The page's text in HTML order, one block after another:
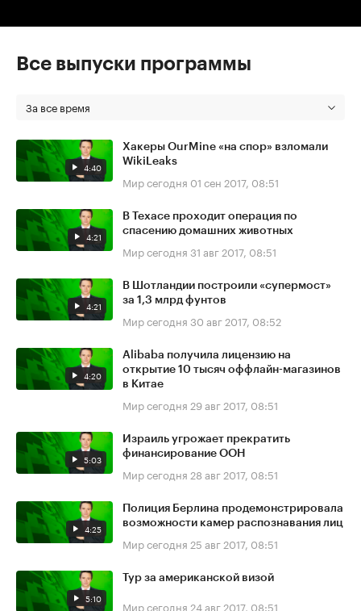
Все выпуски программы
За все время
4:40
Хакеры OurMine «на спор» взломали
WikiLeaks
Мир сегодня 01 сен 2017, 08:51
4:21
В Техасе проходит операция по
спасению домашних животных
Мир сегодня 31 авг 2017, 08:51
4:21
В Шотландии построили «супермост»
за 1,3 млрд фунтов
Мир сегодня 30 авг 2017, 08:52
4:20
Alibaba получила лицензию на
открытие 10 тысяч оффлайн-магазинов
в Китае
Мир сегодня 29 авг 2017, 08:51
5:03
Израиль угрожает прекратить
финансирование ООН
Мир сегодня 28 авг 2017, 08:51
4:25
Полиция Берлина продемонстрировала
возможности камер распознавания лиц
Мир сегодня 25 авг 2017, 08:51
5:10
Тур за американской визой
Мир сегодня 24 авг 2017, 08:51